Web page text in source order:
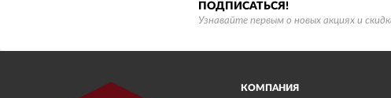
ПОДПИСАТЬСЯ!
Узнавайте первым о новых акциях и
КОМПАНИЯ